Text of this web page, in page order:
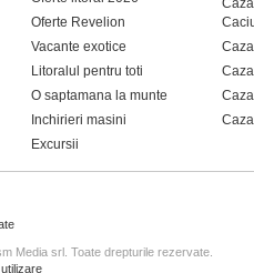
Oferte Revelion
Vacante exotice
Litoralul pentru toti
O saptamana la munte
Inchirieri masini
Excursii
Media srl. Toate drepturile rezervate.